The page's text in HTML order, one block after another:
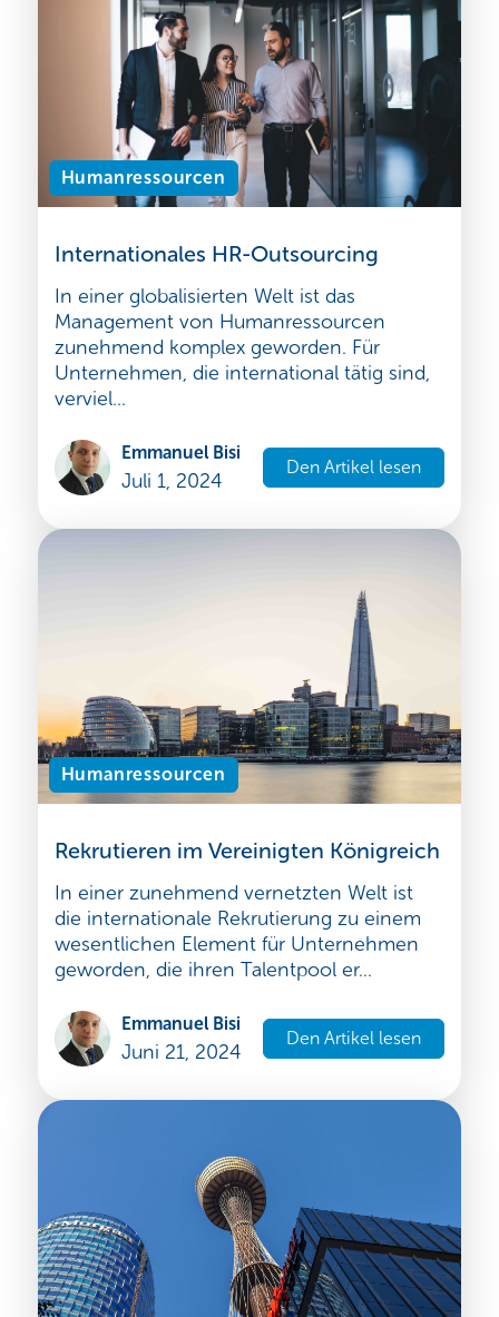
Humanressourcen
Internationales HR-Outsourcing
In einer globalisierten Welt ist das
Management von Humanressourcen
zunehmend komplex geworden. Für
Unternehmen, die international tätig sind,
verviel...
Emmanuel Bisi
Juli 1, 2024
Den Artikel lesen
Humanressourcen
Rekrutieren im Vereinigten Königreich
In einer zunehmend vernetzten Welt ist
die internationale Rekrutierung zu einem
wesentlichen Element für Unternehmen
geworden, die ihren Talentpool er...
Emmanuel Bisi
Juni 21, 2024
Den Artikel lesen